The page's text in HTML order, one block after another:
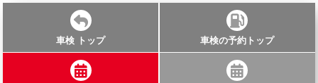
車検 トップ 車検の予約トップ